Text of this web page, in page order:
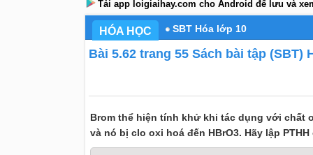
Tải app loigiaihay.com cho Android để lưu và
HÓA HỌC SBT Hóa lớp 10
Bài 5.62 trang 55 Sách bài tập (SBT)
Brom thể hiện tính khử khi tác dụng với chất
và nó bị clo oxi hoá đến HBrO3. Hãy lập